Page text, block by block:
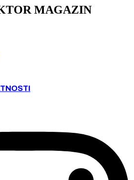
MAGAZIN